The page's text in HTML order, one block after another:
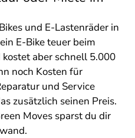
und E-Lastenräder in
E-Bike teuer beim
aber schnell 5.000
noch Kosten für
und Service
zusätzlich seinen Preis.
Moves sparst du dir